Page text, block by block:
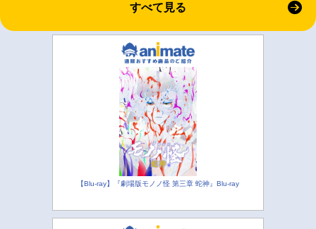
すべて見る
【Blu-ray】『劇場版モノノ怪 第三章 蛇神』Blu-ray